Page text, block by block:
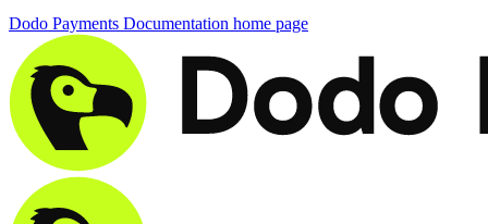
Dodo Payments Documentation home page